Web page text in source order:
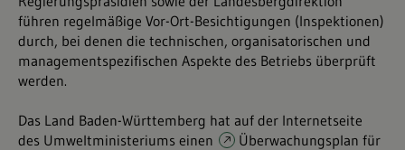
führen regelmäßige Vor-Ort-Besichtigungen (Inspektionen)
durch, bei denen die technischen, organisatorischen und
managementspezifischen Aspekte des Betriebs überprüft
werden.
Das Land Baden-Württemberg hat auf der Internetseite
des Umweltministeriums einen
Überwachungsplan für